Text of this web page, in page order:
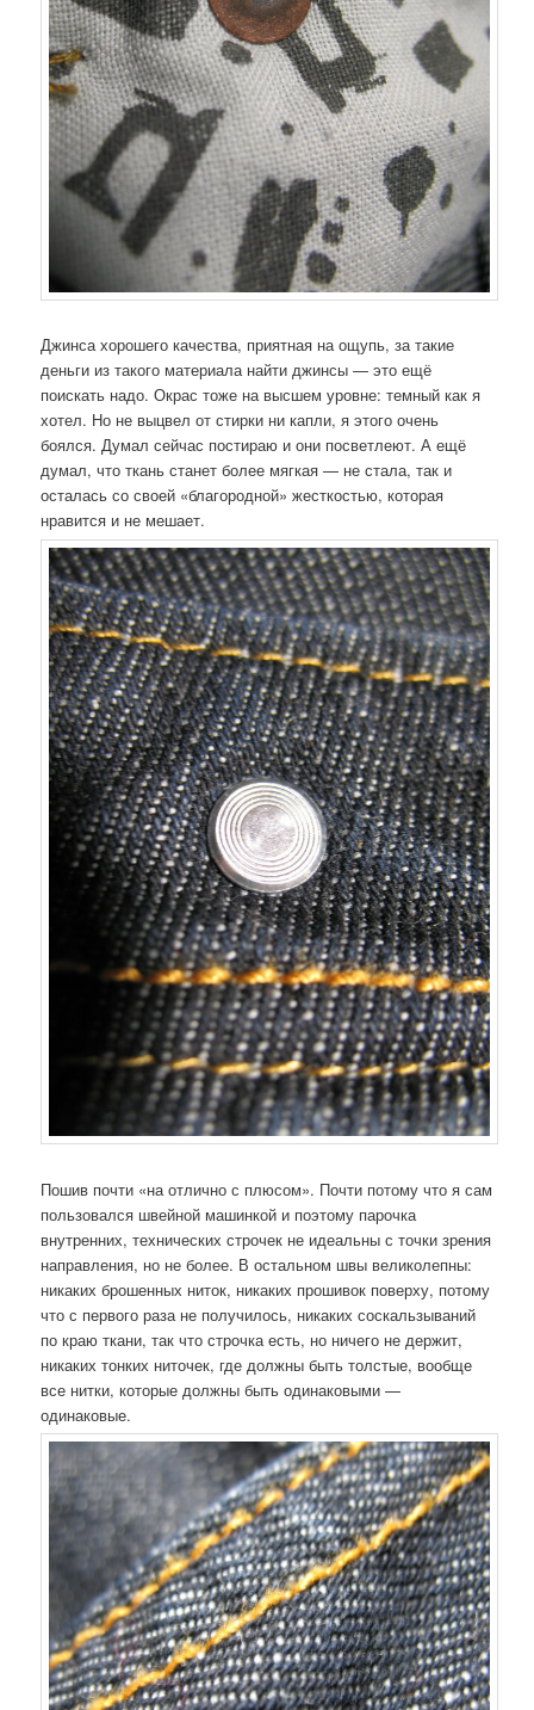
Джинса хорошего качества, приятная на ощупь, за такие
деньги из такого материала найти джинсы — это ещё
поискать надо. Окрас тоже на высшем уровне: темный как я
хотел. Но не выцвел от стирки ни капли, я этого очень
боялся. Думал сейчас постираю и они посветлеют. А ещё
думал, что ткань станет более мягкая — не стала, так и
осталась со своей «благородной» жесткостью, которая
нравится и не мешает.
Пошив почти «на отлично с плюсом». Почти потому что я сам
пользовался швейной машинкой и поэтому парочка
внутренних, технических строчек не идеальны с точки зрения
направления, но не более. В остальном швы великолепны:
никаких брошенных ниток, никаких прошивок поверху, потому
что с первого раза не получилось, никаких соскальзываний
по краю ткани, так что строчка есть, но ничего не держит,
никаких тонких ниточек, где должны быть толстые, вообще
все нитки, которые должны быть одинаковыми —
одинаковые.